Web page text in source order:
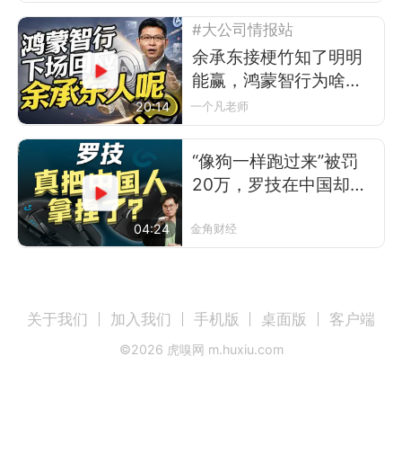
20:14
#大公司情报站
余承东接梗竹知了明明
能赢，鸿蒙智行为啥不
让？
一个凡老师
04:24
“像狗一样跑过来”被罚
20万，罗技在中国却卖
金角财经
关于我们 加入我们 手机版 桌面版 客户端
©2026 虎嗅网 m.huxiu.com